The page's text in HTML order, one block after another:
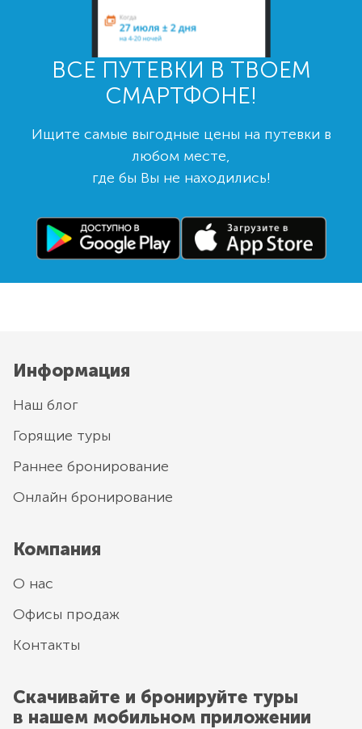
ВСЕ ПУТЕВКИ В ТВОЕМ
СМАРТФОНЕ!
Ищите самые выгодные цены на путевки в
любом месте,
где бы Вы не находились!
Информация
Наш блог
Горящие туры
Раннее бронирование
Онлайн бронирование
Компания
О нас
Офисы продаж
Контакты
Скачивайте и бронируйте туры
в нашем мобильном приложении